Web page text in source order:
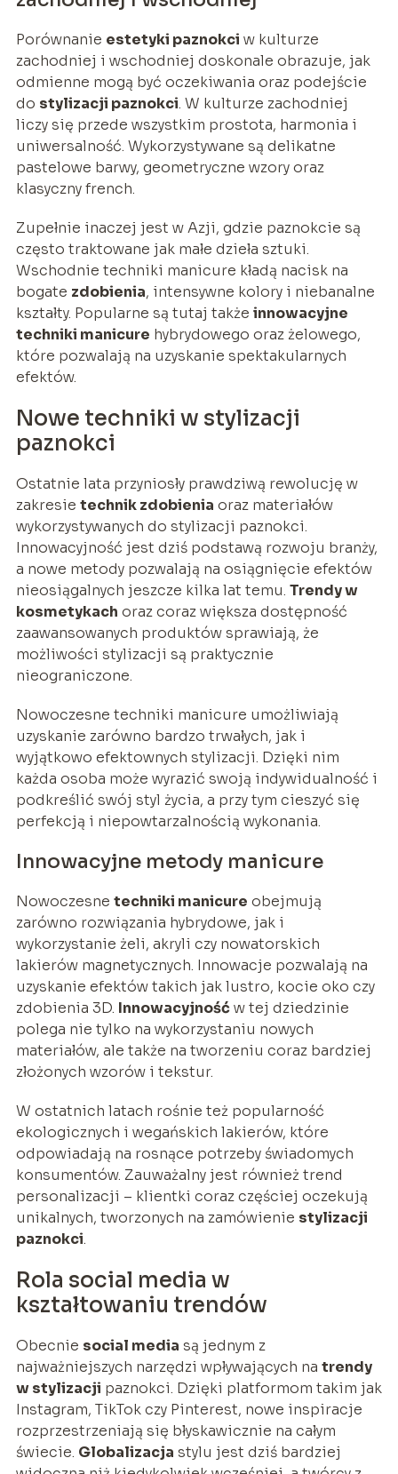
Porównanie estetyki paznokci w kulturze
zachodniej i wschodniej doskonale obrazuje, jak
odmienne mogą być oczekiwania oraz podejście
do stylizacji paznokci. W kulturze zachodniej
liczy się przede wszystkim prostota, harmonia i
uniwersalność. Wykorzystywane są delikatne
pastelowe barwy, geometryczne wzory oraz
klasyczny french.
Zupełnie inaczej jest w Azji, gdzie paznokcie są
często traktowane jak małe dzieła sztuki.
Wschodnie techniki manicure kładą nacisk na
bogate zdobienia, intensywne kolory i niebanalne
kształty. Popularne są tutaj także innowacyjne
techniki manicure hybrydowego oraz żelowego,
które pozwalają na uzyskanie spektakularnych
efektów.
Nowe techniki w stylizacji
paznokci
Ostatnie lata przyniosły prawdziwą rewolucję w
zakresie technik zdobienia oraz materiałów
wykorzystywanych do stylizacji paznokci.
Innowacyjność jest dziś podstawą rozwoju branży,
a nowe metody pozwalają na osiągnięcie efektów
nieosiągalnych jeszcze kilka lat temu. Trendy w
kosmetykach oraz coraz większa dostępność
zaawansowanych produktów sprawiają, że
możliwości stylizacji są praktycznie
nieograniczone.
Nowoczesne techniki manicure umożliwiają
uzyskanie zarówno bardzo trwałych, jak i
wyjątkowo efektownych stylizacji. Dzięki nim
każda osoba może wyrazić swoją indywidualność i
podkreślić swój styl życia, a przy tym cieszyć się
perfekcją i niepowtarzalnością wykonania.
Innowacyjne metody manicure
Nowoczesne techniki manicure obejmują
zarówno rozwiązania hybrydowe, jak i
wykorzystanie żeli, akryli czy nowatorskich
lakierów magnetycznych. Innowacje pozwalają na
uzyskanie efektów takich jak lustro, kocie oko czy
zdobienia 3D. Innowacyjnośćw tej dziedzinie
polega nie tylko na wykorzystaniu nowych
materiałów, ale także na tworzeniu coraz bardziej
złożonych wzorów i tekstur.
W ostatnich latach rośnie też popularność
ekologicznych i wegańskich lakierów, które
odpowiadają na rosnące potrzeby świadomych
konsumentów. Zauważalny jest również trend
personalizacji – klientki coraz częściej oczekują
unikalnych, tworzonych na zamówienie stylizacji
paznokci.
Rola social media w
kształtowaniu trendów
Obecnie social media są jednym z
najważniejszych narzędzi wpływających na trendy
w stylizacji paznokci. Dzięki platformom takim jak
Instagram, TikTok czy Pinterest, nowe inspiracje
rozprzestrzeniają się błyskawicznie na całym
świecie. Globalizacja stylu jest dziś bardziej